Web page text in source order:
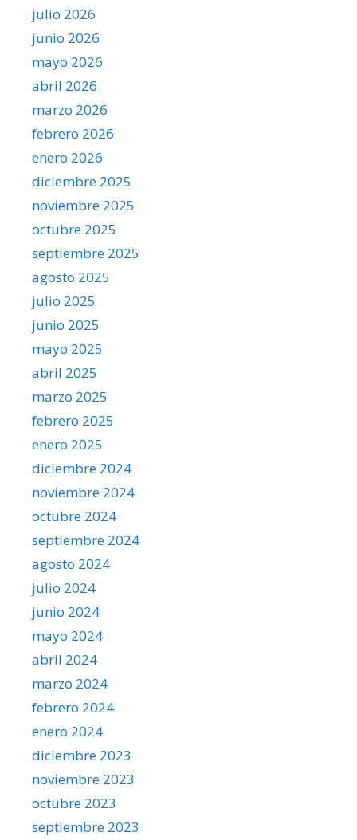
julio 2026
junio 2026
mayo 2026
abril 2026
marzo 2026
febrero 2026
enero 2026
diciembre 2025
noviembre 2025
octubre 2025
septiembre 2025
agosto 2025
julio 2025
junio 2025
mayo 2025
abril 2025
marzo 2025
febrero 2025
enero 2025
diciembre 2024
noviembre 2024
octubre 2024
septiembre 2024
agosto 2024
julio 2024
junio 2024
mayo 2024
abril 2024
marzo 2024
febrero 2024
enero 2024
diciembre 2023
noviembre 2023
octubre 2023
septiembre 2023